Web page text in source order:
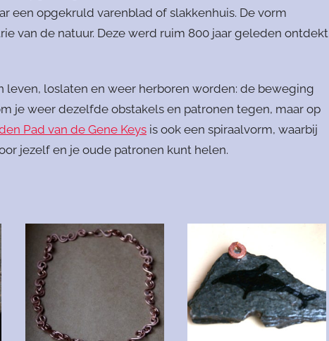
een opgekruld varenblad of slakkenhuis. De vorm
van de natuur. Deze werd ruim 800 jaar geleden ontdekt
leven, loslaten en weer herboren worden: de beweging
je weer dezelfde obstakels en patronen tegen, maar op
Pad van de Gene Keys is ook een spiraalvorm, waarbij
jezelf en je oude patronen kunt helen.